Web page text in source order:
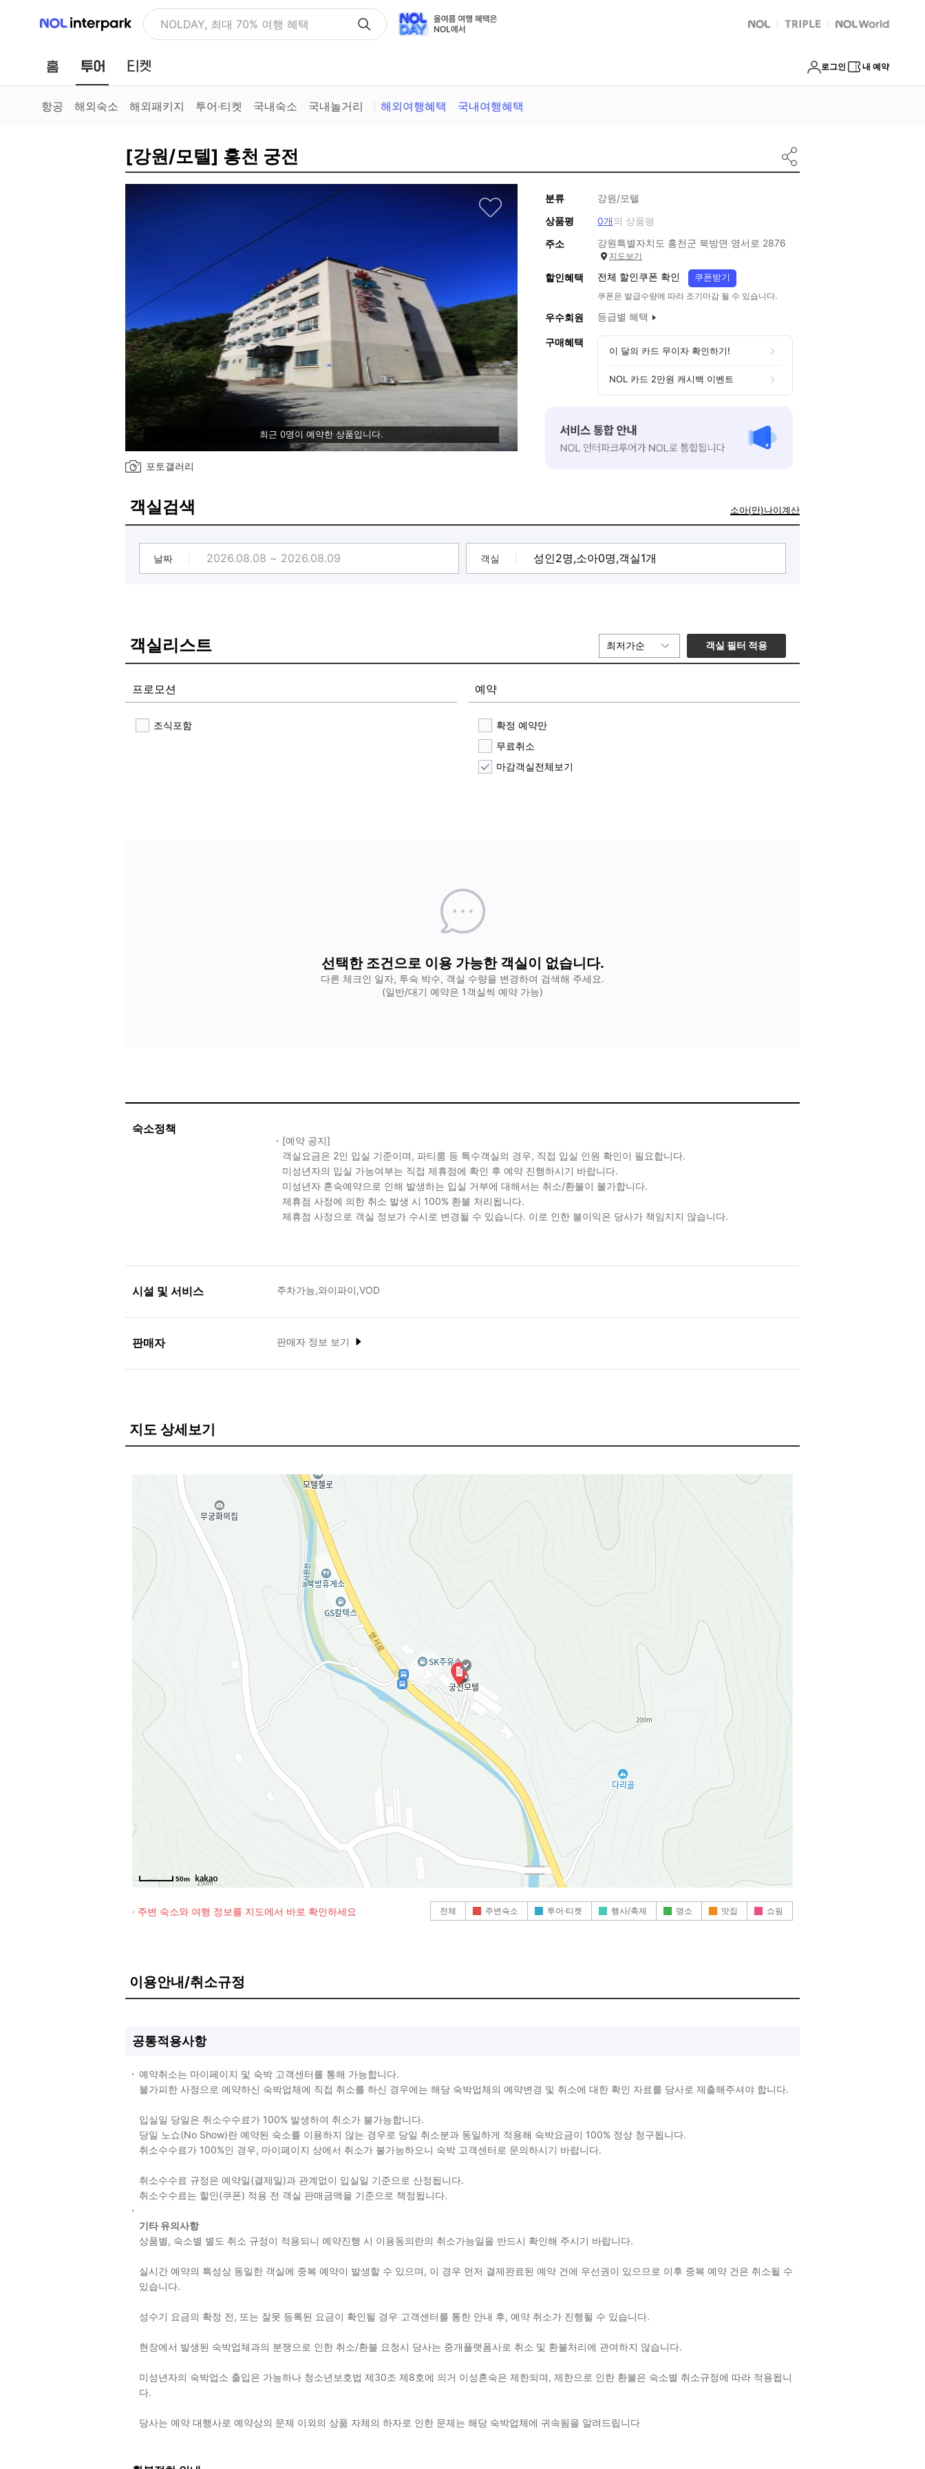
NOL 인터파크 NOLDAY, 최대 70% 여행 혜택 NOL 트리플 Global Interpark
홈 투어 로그인 내 예약
항공 해외숙소 해외패키지 투어·티켓 국내숙소 국내놀거리 해외여행혜택 국내여행혜택
[강원/모텔] 홍천 궁전
최근 0명이 예약한 상품입니다.
포토갤러리
분류
강원/모텔
상품평
0개의 상품평
주소
강원특별자치도 홍천군 북방면 영서로 2876
지도보기
할인혜택 전체 할인쿠폰 확인 쿠폰받기
쿠폰은 발급수량에 따라 조기마감 될 수 있습니다.
우수회원 등급별 혜택
구매혜택
이 달의 카드 무이자 확인하기!
NOL 카드 2만원 캐시백 이벤트
객실검색 소아(만)나이계산
날짜 객실
객실리스트 최저가순 객실 필터 적용
프로모션
조식포함
예약
확정 예약만
무료취소
마감객실전체보기
선택한 조건으로 이용 가능한 객실이 없습니다.
다른 체크인 일자, 투숙 박수, 객실 수량을 변경하여 검색해 주세요.
(일반/대기 예약은 1객실씩 예약 가능)
숙소정책
[예약 공지]
객실요금은 2인 입실 기준이며, 파티룸 등 특수객실의 경우, 직접 입실 인원 확인이 필요합니다.
미성년자의 입실 가능여부는 직접 제휴점에 확인 후 예약 진행하시기 바랍니다.
미성년자 혼숙예약으로 인해 발생하는 입실 거부에 대해서는 취소/환불이 불가합니다.
제휴점 사정에 의한 취소 발생 시 100% 환불 처리됩니다.
제휴점 사정으로 객실 정보가 수시로 변경될 수 있습니다. 이로 인한 불이익은 당사가 책임지지 않습니다.
시설 및 서비스 주차가능,와이파이,VOD
판매자 판매자 정보 보기
지도 상세보기
50m
· 주변 숙소와 여행 정보를 지도에서 바로 확인하세요 전체 주변숙소 투어·티켓 행사/축제 명소 맛집 쇼핑
이용안내/취소규정
공통적용사항
예약취소는 마이페이지 및 숙박 고객센터를 통해 가능합니다.
불가피한 사정으로 예약하신 숙박업체에 직접 취소를 하신 경우에는 해당 숙박업체의 예약변경 및 취소에 대한 확인 자료를 당사로 제출해주셔야 합니다.
입실일 당일은 취소수수료가 100% 발생하여 취소가 불가능합니다.
당일 노쇼(No Show)란 예약된 숙소를 이용하지 않는 경우로 당일 취소분과 동일하게 적용해 숙박요금이 100% 정상 청구됩니다.
취소수수료가 100%인 경우, 마이페이지 상에서 취소가 불가능하오니 숙박 고객센터로 문의하시기 바랍니다.
취소수수료 규정은 예약일(결제일)과 관계없이 입실일 기준으로 산정됩니다.
취소수수료는 할인(쿠폰) 적용 전 객실 판매금액을 기준으로 책정됩니다.
기타 유의사항
상품별, 숙소별 별도 취소 규정이 적용되니 예약진행 시 이용동의란의 취소가능일을 반드시 확인해 주시기 바랍니다.
실시간 예약의 특성상 동일한 객실에 중복 예약이 발생할 수 있으며, 이 경우 먼저 결제완료된 예약 건에 우선권이 있으므로 이후 중복 예약 건은 취소될 수
있습니다.
성수기 요금의 확정 전, 또는 잘못 등록된 요금이 확인될 경우 고객센터를 통한 안내 후, 예약 취소가 진행될 수 있습니다.
현장에서 발생된 숙박업체과의 분쟁으로 인한 취소/환불 요청시 당사는 중개플랫폼사로 취소 및 환불처리에 관여하지 않습니다.
미성년자의 숙박업소 출입은 가능하나 청소년보호법 제30조 제8호에 의거 이성혼숙은 제한되며, 제한으로 인한 환불은 숙소별 취소규정에 따라 적용됩니
다.
당사는 예약 대행사로 예약상의 문제 이외의 상품 자체의 하자로 인한 문제는 해당 숙박업체에 귀속됨을 알려드립니다